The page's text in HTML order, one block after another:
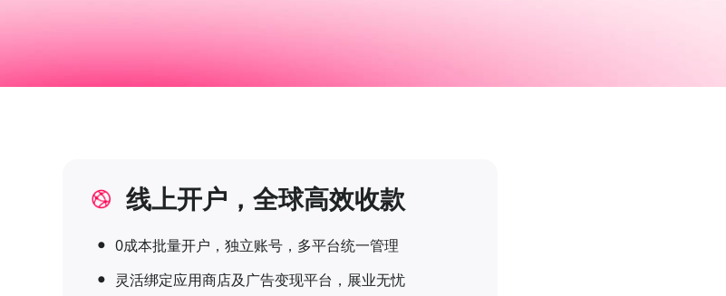
线上开户，全球高效收款
ꔷ 0成本批量开户，独立账号，多平台统一管理
ꔷ 灵活绑定应用商店及广告变现平台，展业无忧